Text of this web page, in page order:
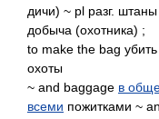
дичи) ~ pl разг.
добыча (охотника) ;
to make the bag
охоты
~ and baggage в
всеми пожитками ~